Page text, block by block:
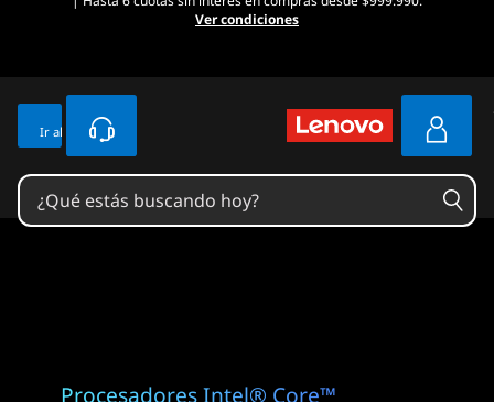
Ver condiciones
Ir al contenido principal
Procesadores Intel® Core™